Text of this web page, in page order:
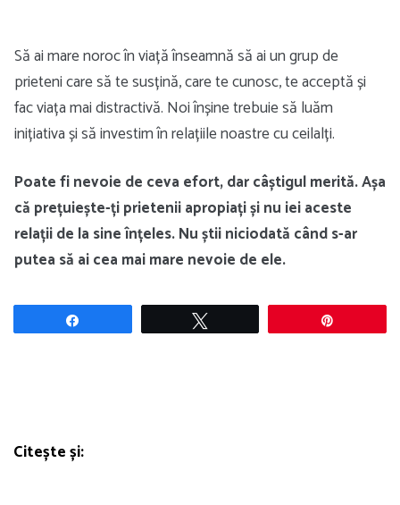
Să ai mare noroc în viață înseamnă să ai un grup de
prieteni care să te susțină, care te cunosc, te acceptă și
fac viața mai distractivă. Noi înșine trebuie să luăm
inițiativa și să investim în relațiile noastre cu ceilalți.
Poate fi nevoie de ceva efort, dar câștigul merită. Așa
că prețuiește-ți prietenii apropiați și nu iei aceste
relații de la sine înțeles. Nu știi niciodată când s-ar
putea să ai cea mai mare nevoie de ele.
Citește și: